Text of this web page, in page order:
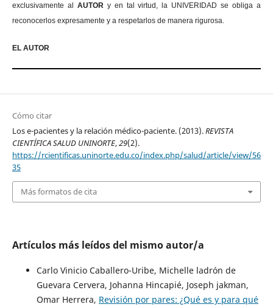
exclusivamente al AUTOR y en tal virtud, la UNIVERIDAD se obliga a
reconocerlos expresamente y a respetarlos de manera rigurosa.
EL AUTOR
Cómo citar
Los e-pacientes y la relación médico-paciente. (2013).REVISTA
CIENTÍFICA SALUD UNINORTE,29(2).
https://rcientificas.uninorte.edu.co/index.php/salud/article/view/56
35
Más formatos de cita
Artículos más leídos del mismo autor/a
Carlo Vinicio Caballero-Uribe, Michelle ladrón de
Guevara Cervera, Johanna Hincapié, Joseph jakman,
Omar Herrera, Revisión por pares: ¿Qué es y para qué